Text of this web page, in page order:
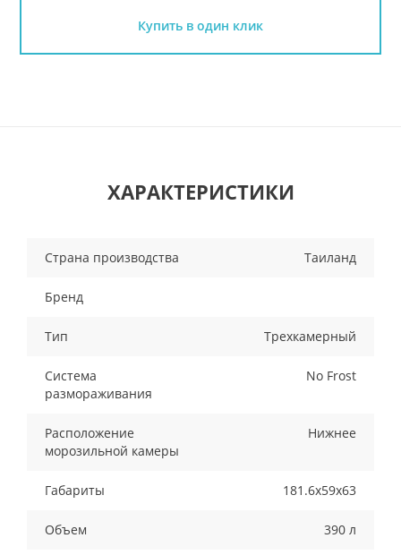
Купить в один клик
ХАРАКТЕРИСТИКИ
Страна производства Таиланд
Бренд
Тип Трехкамерный
Система
размораживания
No Frost
Расположение
морозильной камеры
Нижнее
Габариты 181.6х59х63
Объем 390 л